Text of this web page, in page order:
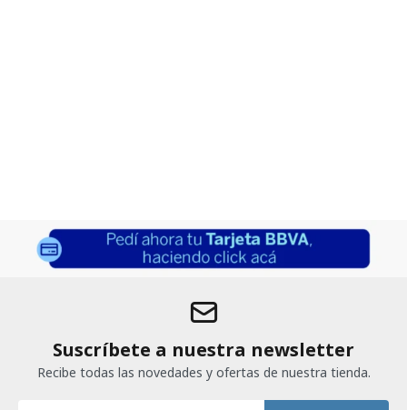
Suscríbete a nuestra newsletter
Recibe todas las novedades y ofertas de nuestra tienda.